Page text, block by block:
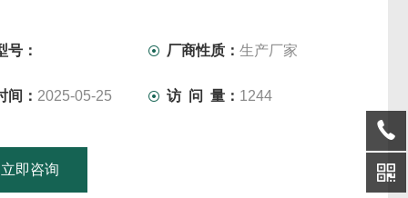
号：
厂商性质：生产厂家
间： 2025-05-25 访 问 量： 1244
立即咨询